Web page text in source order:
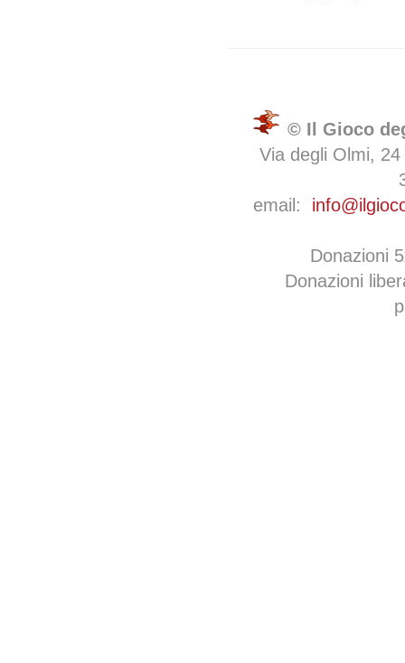
© Il Gioco
Via degli Olmi,
email:
Donazioni
Donazioni